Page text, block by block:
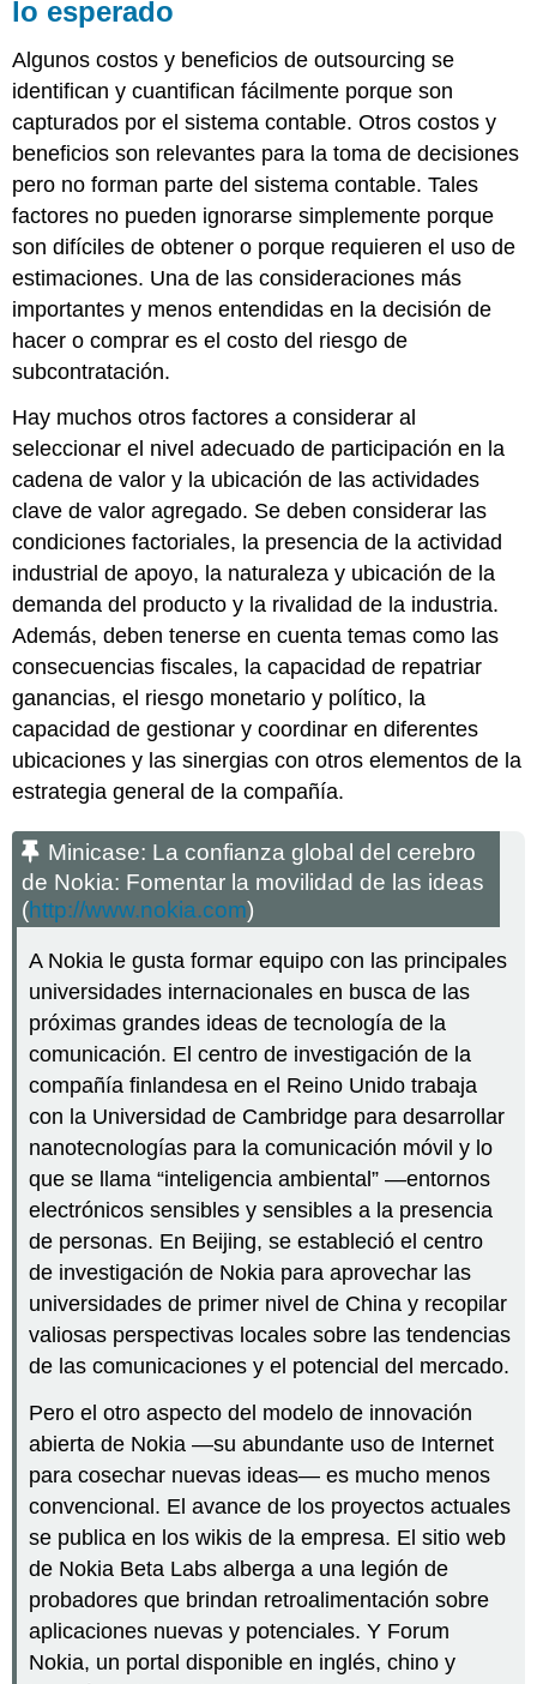
lo esperado
Algunos costos y beneficios de outsourcing se
identifican y cuantifican fácilmente porque son
capturados por el sistema contable. Otros costos y
beneficios son relevantes para la toma de decisiones
pero no forman parte del sistema contable. Tales
factores no pueden ignorarse simplemente porque
son difíciles de obtener o porque requieren el uso de
estimaciones. Una de las consideraciones más
importantes y menos entendidas en la decisión de
hacer o comprar es el costo del riesgo de
subcontratación.
Hay muchos otros factores a considerar al
seleccionar el nivel adecuado de participación en la
cadena de valor y la ubicación de las actividades
clave de valor agregado. Se deben considerar las
condiciones factoriales, la presencia de la actividad
industrial de apoyo, la naturaleza y ubicación de la
demanda del producto y la rivalidad de la industria.
Además, deben tenerse en cuenta temas como las
consecuencias fiscales, la capacidad de repatriar
ganancias, el riesgo monetario y político, la
capacidad de gestionar y coordinar en diferentes
ubicaciones y las sinergias con otros elementos de la
estrategia general de la compañía.
Minicase: La confianza global del cerebro
de Nokia: Fomentar la movilidad de las ideas
(http://www.nokia.com)
A Nokia le gusta formar equipo con las principales
universidades internacionales en busca de las
próximas grandes ideas de tecnología de la
comunicación. El centro de investigación de la
compañía finlandesa en el Reino Unido trabaja
con la Universidad de Cambridge para desarrollar
nanotecnologías para la comunicación móvil y lo
que se llama “inteligencia ambiental” —entornos
electrónicos sensibles y sensibles a la presencia
de personas. En Beijing, se estableció el centro
de investigación de Nokia para aprovechar las
universidades de primer nivel de China y recopilar
valiosas perspectivas locales sobre las tendencias
de las comunicaciones y el potencial del mercado.
Pero el otro aspecto del modelo de innovación
abierta de Nokia —su abundante uso de Internet
para cosechar nuevas ideas— es mucho menos
convencional. El avance de los proyectos actuales
se publica en los wikis de la empresa. El sitio web
de Nokia Beta Labs alberga a una legión de
probadores que brindan retroalimentación sobre
aplicaciones nuevas y potenciales. Y Forum
Nokia, un portal disponible en inglés, chino y